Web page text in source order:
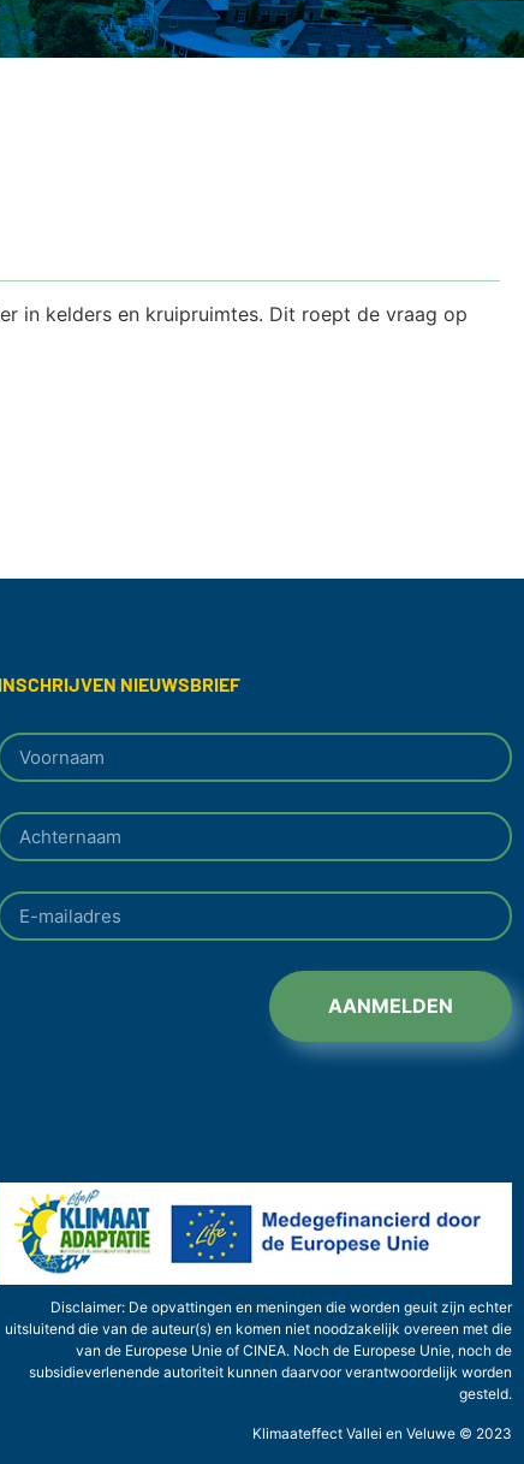
in kelders en kruipruimtes. Dit roept de vraag op
INSCHRIJVEN NIEUWSBRIEF
AANMELDEN
Disclaimer: De opvattingen en meningen die worden geuit zijn echter
uitsluitend die van de auteur(s) en komen niet noodzakelijk overeen met die
van de Europese Unie of CINEA. Noch de Europese Unie, noch de
subsidieverlenende autoriteit kunnen daarvoor verantwoordelijk worden
gesteld.
Klimaateffect Vallei en Veluwe © 2023